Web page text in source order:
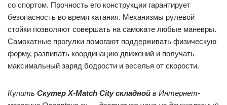
со спортом. Прочность его конструкции гарантирует
безопасность во время катания. Механизмы рулевой
стойки позволяют совершать на самокате любые маневры.
Самокатные прогулки помогают поддерживать физическую
форму, развивать координацию движений и получать
максимальный заряд бодрости и веселья от скорости.
Купить Скутер X-Match City складной в Интернет-